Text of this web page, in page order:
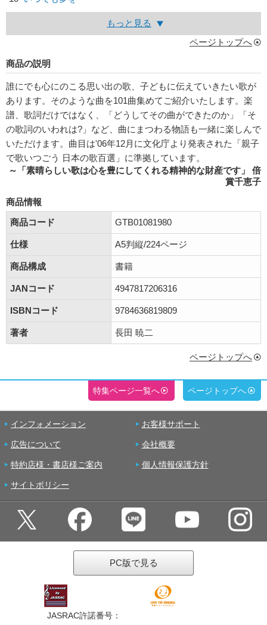
もっと見る
ページトップへ
商品の説明
誰にでも心にのこる思い出の歌、子どもに伝えていきたい歌が
あります。そのような曲を101曲集めてご紹介いたします。楽
譜、歌詞だけではなく、「どうしてその曲ができたのか」「そ
の歌詞のいわれは?」など、曲にまつわる物語も一緒に楽しんで
いただけます。曲目は'06年12月に文化庁より発表された「親子
で歌いつごう 日本の歌百選」に準拠しています。
～「素晴らしい歌は心を豊にしてくれる精神的な財産です」 倍
賞千恵子
商品情報
商品コード
GTB01081980
仕様 A5判縦/224ページ
商品構成 書籍
JANコード 4947817206316
ISBNコード 9784636819809
著者 長田 暁二
ページトップへ
特集ページ一覧へ ページトップへ
インフォメーション お客様サポート
広告について 会社概要
特約店様・書店様ご案内 個人情報保護方針
サイトポリシー
PC版で見る
JASRAC許諾番号：